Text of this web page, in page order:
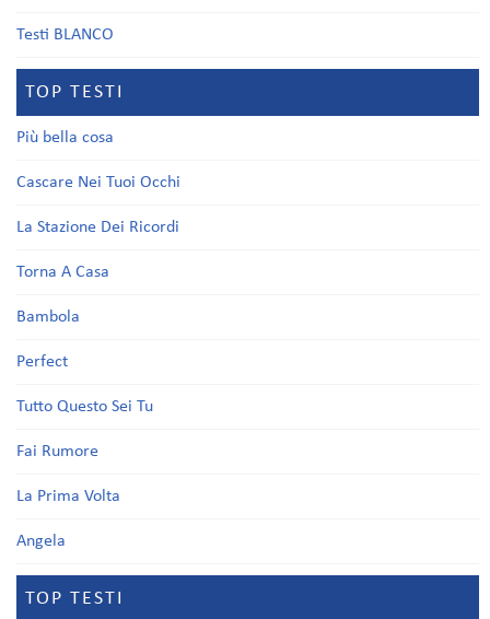
Testi BLANCO
TOP TESTI
Più bella cosa
Cascare Nei Tuoi Occhi
La Stazione Dei Ricordi
Torna A Casa
Bambola
Perfect
Tutto Questo Sei Tu
Fai Rumore
La Prima Volta
Angela
TOP TESTI